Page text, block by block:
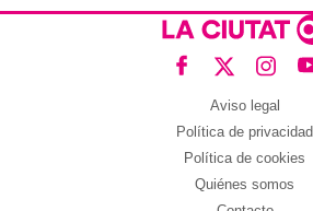
Aviso legal
Política de privacidad
Política de cookies
Quiénes somos